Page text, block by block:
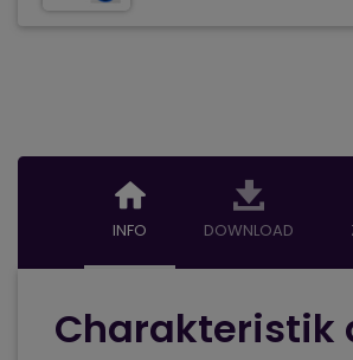
INFO DOWNLOAD
Charakteristik